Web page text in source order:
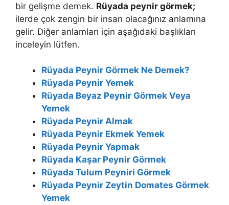
bir gelişme demek. Rüyada peynir görmek;
ilerde çok zengin bir insan olacağınız anlamına
gelir. Diğer anlamları için aşağıdaki başlıkları
inceleyin lütfen.
Rüyada Peynir Görmek Ne Demek?
Rüyada Peynir Yemek
Rüyada Beyaz Peynir Görmek Veya
Yemek
Rüyada Peynir Almak
Rüyada Peynir Ekmek Yemek
Rüyada Peynir Yapmak
Rüyada Kaşar Peynir Görmek
Rüyada Tulum Peyniri Görmek
Rüyada Peynir Zeytin Domates Görmek
Yemek